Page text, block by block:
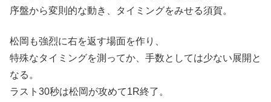
序盤から変則的な動き、タイミングをみせる須賀。
松岡も強烈に右を返す場面を作り、
特殊なタイミングを測ってか、手数としては少ない展開と
なる。
ラスト30秒は松岡が攻めて1R終了。